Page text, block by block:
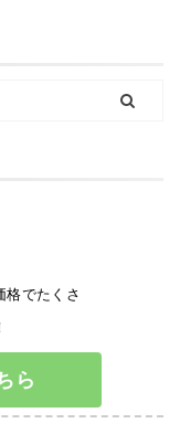
格でたくさ
ら